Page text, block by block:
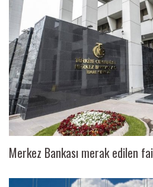
Merkez Bankası merak edilen